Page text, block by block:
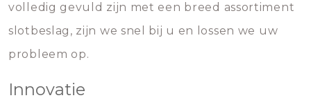
volledig gevuld zijn met een breed assortiment
slotbeslag, zijn we snel bij u en lossen we uw
probleem op.
Innovatie